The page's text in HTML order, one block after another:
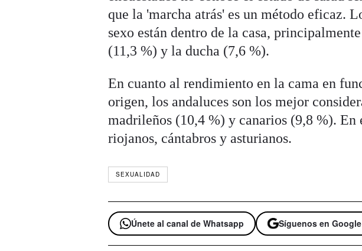
que la 'marcha atrás' es un método eficaz.
sexo están dentro de la casa,
(11,3 %) y la ducha (7,6 %).
En cuanto al rendimiento en la cama en
origen, los andaluces son los mejor
madrileños (10,4 %) y canarios (9,8 %). En
riojanos, cántabros y asturianos.
SEXUALIDAD
Únete al canal de Whatsapp Síguenos en